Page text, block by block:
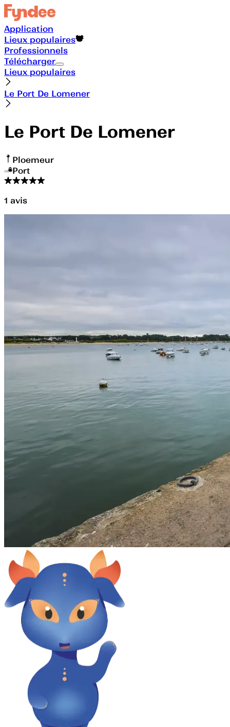
Application
Lieux populaires
Professionnels
Télécharger
Lieux populaires
Le Port De Lomener
Le Port De Lomener
Ploemeur
Port
1 avis